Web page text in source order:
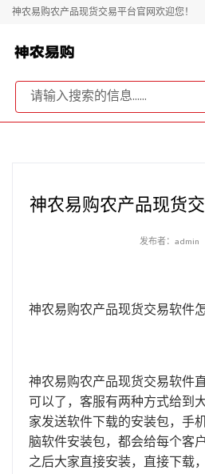
神农易购农产品现货交易平台官网欢迎您！
神农易购农产品现货
发布者：admin
神农易购农产品现货交易软件
神农易购农产品现货交易软件
可以了，客服有两种方式给到
家发送软件下载的安装包，手
脑软件安装包，都会给每个客
之后大家直接安装，直接下载